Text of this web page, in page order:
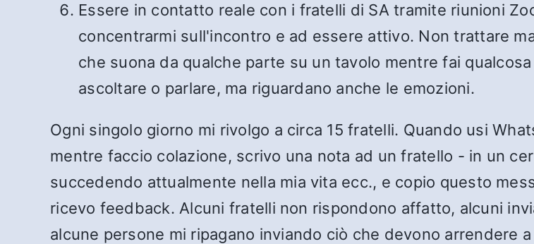
Essere in contatto reale con i fratelli di SA tramite riunioni
concentrarmi sull'incontro e ad essere attivo. Non trattare
che suona da qualche parte su un tavolo mentre fai
ascoltare o parlare, ma riguardano anche le emozioni.
Ogni singolo giorno mi rivolgo a circa 15 fratelli. Quando usi
mentre faccio colazione, scrivo una nota ad un fratello - in un
succedendo attualmente nella mia vita ecc., e copio questo
ricevo feedback. Alcuni fratelli non rispondono affatto, alcuni
alcune persone mi ripagano inviando ciò che devono arrendere